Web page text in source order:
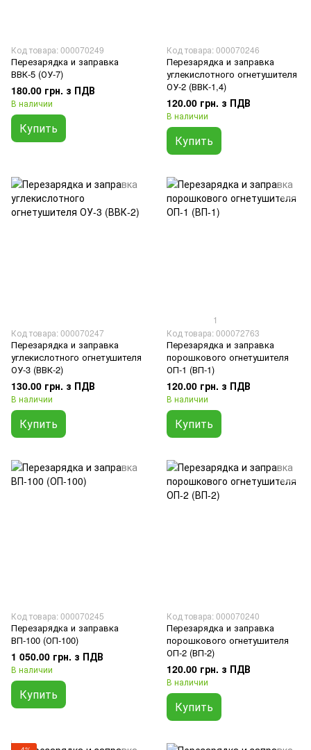
Код товара: 000070249
Перезарядка и заправка
ВВК-5 (ОУ-7)
180.00 грн. з ПДВ
В наличии
Купить
Код товара: 000070246
Перезарядка и заправка
углекислотного огнетушителя
ОУ-2 (ВВК-1,4)
120.00 грн. з ПДВ
В наличии
Купить
Код товара: 000070247
Перезарядка и заправка
углекислотного огнетушителя
ОУ-3 (ВВК-2)
130.00 грн. з ПДВ
В наличии
Купить
1
Код товара: 000072763
Перезарядка и заправка
порошкового огнетушителя
ОП-1 (ВП-1)
120.00 грн. з ПДВ
В наличии
Купить
Код товара: 000070245
Перезарядка и заправка
ВП-100 (ОП-100)
1 050.00 грн. з ПДВ
В наличии
Купить
Код товара: 000070240
Перезарядка и заправка
порошкового огнетушителя
ОП-2 (ВП-2)
120.00 грн. з ПДВ
В наличии
Купить